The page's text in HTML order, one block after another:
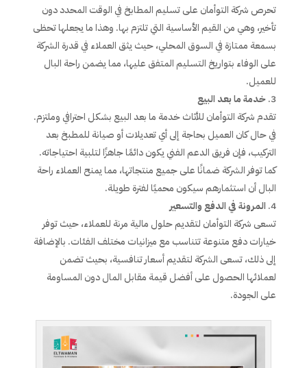
تحرص شركة التوأمان على تسليم المطابخ في الوقت المحدد دون
تأخير، وهي من القيم الأساسية التي تلتزم بها. وهذا ما يجعلها تحظى
بسمعة ممتازة في السوق المحلي، حيث يثق العملاء في قدرة الشركة
على الوفاء بتواريخ التسليم المتفق عليها، مما يضمن راحة البال
للعميل.
خدمة ما بعد البيع
تقدم شركة التوأمان للأثاث خدمة ما بعد البيع بشكل احترافي وملتزم.
في حال كان العميل بحاجة إلى أي تعديلات أو صيانة للمطبخ بعد
التركيب، فإن فريق الدعم الفني يكون دائمًا جاهزًا لتلبية احتياجاته.
كما توفر الشركة ضمانًا على جميع منتجاتها، مما يمنح العملاء راحة
البال أن استثمارهم سيكون محميًا لفترة طويلة.
المرونة في الدفع والتسعير
تسعى شركة التوأمان لتقديم حلول مالية مرنة للعملاء، حيث توفر
خيارات دفع متنوعة تتناسب مع ميزانيات مختلف الفئات. بالإضافة
إلى ذلك، تسعى الشركة لتقديم أسعار تنافسية، بحيث تضمن
لعملائها الحصول على أفضل قيمة مقابل المال دون المساومة
على الجودة.